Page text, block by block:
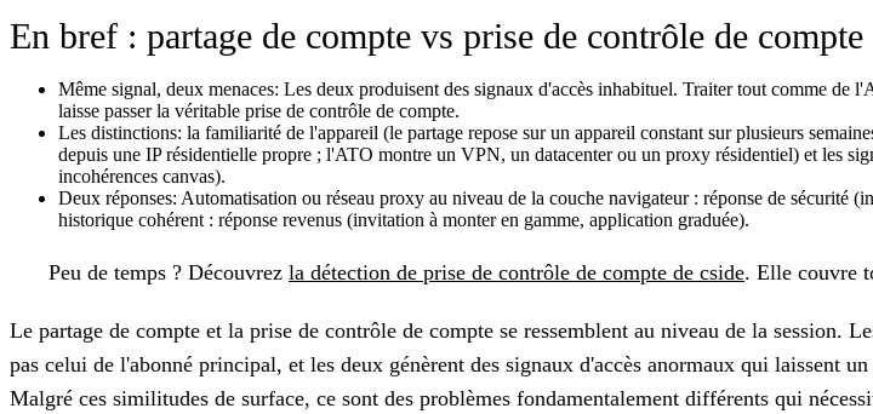
En bref : partage de compte vs prise de contrôle de compte
Même signal, deux menaces: Les deux produisent des signaux d'accès inhabituel. Traiter tout comme de
laisse passer la véritable prise de contrôle de compte.
Les distinctions: la familiarité de l'appareil (le partage repose sur un appareil constant sur plusieurs
depuis une IP résidentielle propre ; l'ATO montre un VPN, un datacenter ou un proxy résidentiel) et les
incohérences canvas).
Deux réponses: Automatisation ou réseau proxy au niveau de la couche navigateur : réponse de
historique cohérent : réponse revenus (invitation à monter en gamme, application graduée).
Peu de temps ? Découvrez la détection de prise de contrôle de compte de cside. Elle couvre
Le partage de compte et la prise de contrôle de compte se ressemblent au niveau de la session.
pas celui de l'abonné principal, et les deux génèrent des signaux d'accès anormaux qui laissent
Malgré ces similitudes de surface, ce sont des problèmes fondamentalement différents qui